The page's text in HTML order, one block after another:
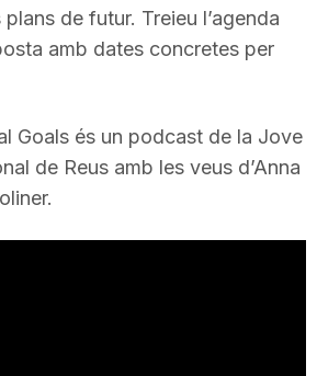
de futur. Treieu l’agenda
amb dates concretes per
Goals és un podcast de la Jove
de Reus amb les veus d’Anna